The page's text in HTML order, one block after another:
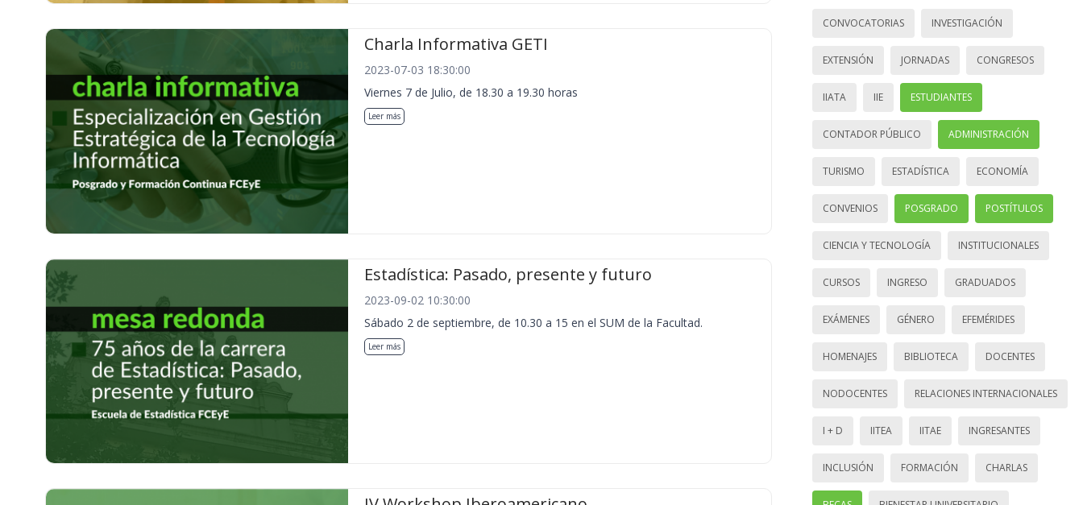
Charla Informativa GETI
2023-07-03 18:30:00
Viernes 7 de Julio, de 18.30 a 19.30 horas
Leer más
Estadística: Pasado, presente y futuro
2023-09-02 10:30:00
Sábado 2 de septiembre, de 10.30 a 15 en el SUM de la Facultad.
Leer más
CONVOCATORIAS INVESTIGACIÓN
EXTENSIÓN JORNADAS CONGRESOS
IIATA IIE ESTUDIANTES
CONTADOR PÚBLICO ADMINISTRACIÓN
TURISMO ESTADÍSTICA ECONOMÍA
CONVENIOS POSGRADO POSTÍTULOS
CIENCIA Y TECNOLOGÍA INSTITUCIONALES
CURSOS INGRESO GRADUADOS
EXÁMENES GÉNERO EFEMÉRIDES
HOMENAJES BIBLIOTECA DOCENTES
NODOCENTES RELACIONES INTERNACIONALES
I + D IITEA IITAE INGRESANTES
INCLUSIÓN FORMACIÓN CHARLAS